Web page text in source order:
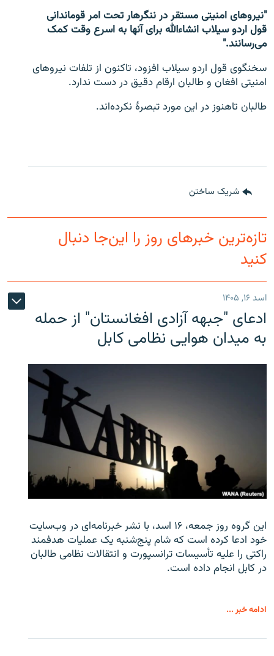
"نیروهای امنیتی مستقر در ننگرهار تحت امر قوماندانی
قول اردو سیلاب انشاءالله برای آنها به اسرع وقت کمک
می‌رسانند."
سخنگوی قول اردو سیلاب افزود، تاکنون از تلفات نیروهای
امنیتی افغان و طالبان ارقام دقیق در دست ندارد.
طالبان تاهنوز در این مورد تبصرۀ نکرده‌اند.
شریک ساختن
تازه‌ترین خبرهای روز را این‌جا دنبال
کنید
اسد ۱۶, ۱۴۰۵
ادعای "جبهه آزادی افغانستان" از حمله
به میدان هوایی نظامی کابل
این گروه روز جمعه، ۱۶ اسد، با نشر خبرنامه‌ای در وب‌سایت
خود ادعا کرده است که شام پنج‌شنبه یک عملیات هدفمند
راکتی را علیه تأسیسات ترانسپورت و انتقالات نظامی طالبان
در کابل انجام داده است.
ادامه خبر ...